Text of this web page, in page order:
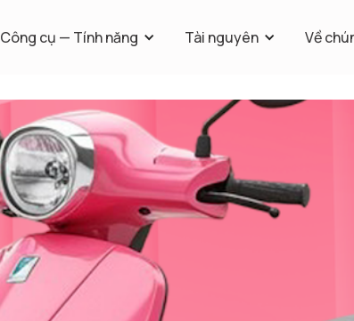
Công cụ — Tính năng Tài nguyên Về